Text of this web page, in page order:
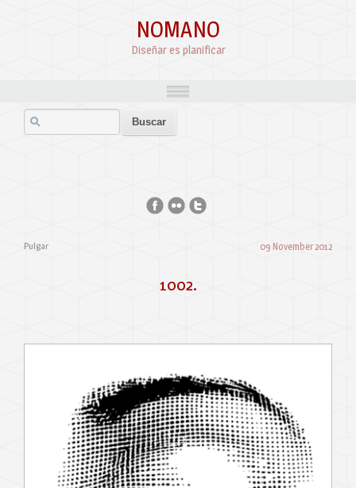
NOMANO
Diseñar es planificar
Pulgar 09 November 2012
1002.